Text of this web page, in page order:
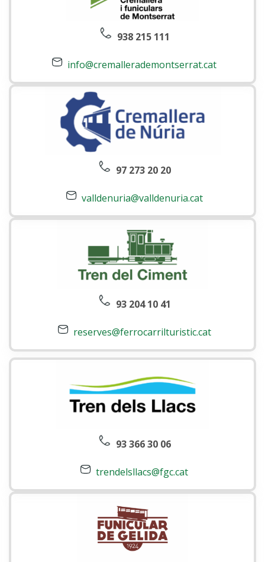
938 215 111
info@cremallerademontserrat.cat
97 273 20 20
valldenuria@valldenuria.cat
93 204 10 41
reserves@ferrocarrilturistic.cat
93 366 30 06
trendelsllacs@fgc.cat